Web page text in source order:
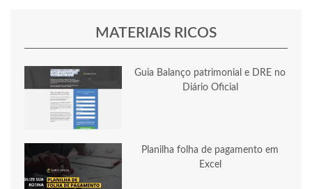
MATERIAIS RICOS
Guia Balanço patrimonial e DRE no
Diário Oficial
Planilha folha de pagamento em
Excel